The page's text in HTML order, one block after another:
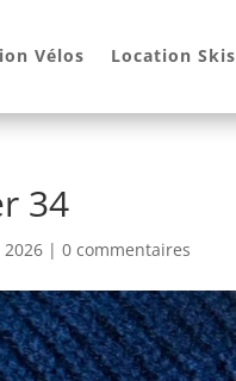
Vélos Location Skis
34
2026 |0 commentaires